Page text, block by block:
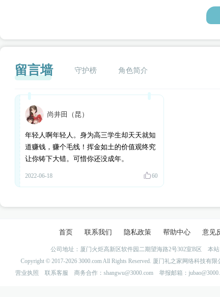
留言墙 守护榜 角色简介
尚井田（昆）
年轻人啊年轻人。身为高三学生却天天就知
道赚钱，赚个毛线！挥金如土的价值观终究
让你铸下大错。可惜你还没成年。
2022-06-18 60
首页 联系我们 隐私政策 帮助中心 意见
公司地址：厦门火炬高新区软件园二期望海路2号302室B区 本
Copyright © 2017-2026 3000.com All Rights Reserved. 厦门礼之家网络科技
营业执照
联系客服 商务合作：shangwu@3000.com 举报邮箱：